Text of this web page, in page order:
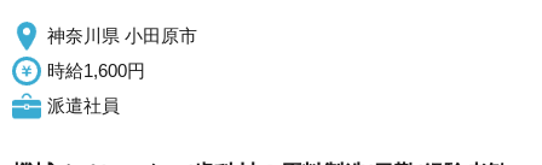
神奈川県 小田原市
時給1,600円
派遣社員